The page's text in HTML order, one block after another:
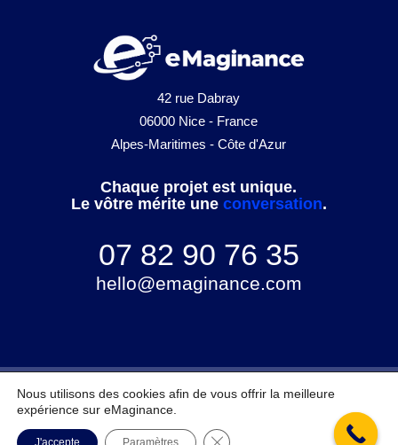
42 rue Dabray
06000 Nice - France
Alpes-Maritimes - Côte d'Azur
Chaque projet est unique.
Le vôtre mérite une conversation.
07 82 90 76 35
hello@emaginance.com
Infos techniques FAQ Confidentialité RGPD
Mentions légales
eMaginance © 2026 - Réalisé à Nice avec
Nous utilisons des cookies afin de vous offrir la meilleure
expérience sur eMaginance.
J'accepte Paramètres Fermer la bannière des cookies